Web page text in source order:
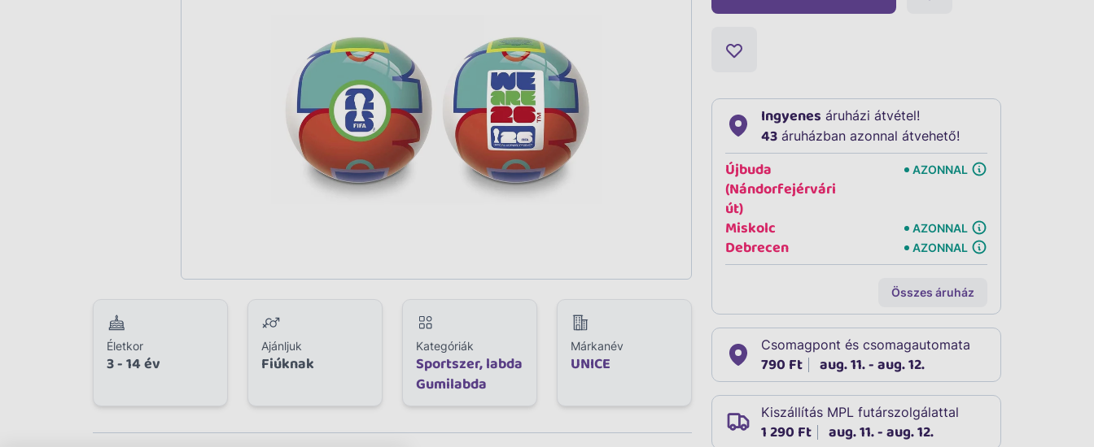
Életkor
3 - 14 év
Ajánljuk
Fiúknak
Kategóriák
Sportszer, labda
Gumilabda
Márkanév
UNICE
Ingyenes áruházi átvétel!
43 áruházban azonnal átvehető!
Újbuda
(Nándorfejérvári
út)
AZONNAL
Miskolc AZONNAL
Debrecen AZONNAL
Összes áruház
Csomagpont és csomagautomata
790 Ft aug. 11. - aug. 12.
Kiszállítás MPL futárszolgálattal
1 290 Ft aug. 11. - aug. 12.